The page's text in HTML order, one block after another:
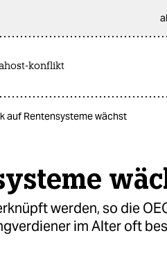
konflikt
auf Rentensysteme wächst
werden, so die
im Alter oft